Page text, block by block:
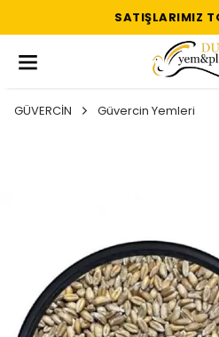
SATIŞLARIMIZ
GÜVERCİN Güvercin Yemleri